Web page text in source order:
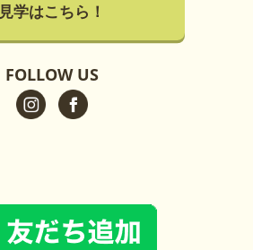
見学はこちら！
FOLLOW US